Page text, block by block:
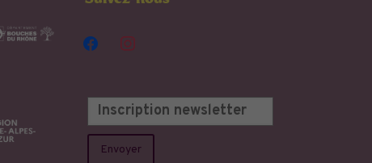
facebookinstagram